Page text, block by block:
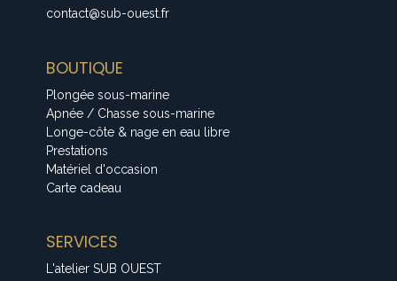
contact@sub-ouest.fr
BOUTIQUE
Plongée sous-marine
Apnée / Chasse sous-marine
Longe-côte & nage en eau libre
Prestations
Matériel d'occasion
Carte cadeau
SERVICES
L'atelier SUB OUEST